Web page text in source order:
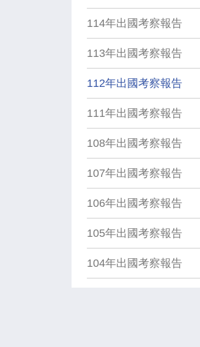
114年出國考察報告
113年出國考察報告
112年出國考察報告
111年出國考察報告
108年出國考察報告
107年出國考察報告
106年出國考察報告
105年出國考察報告
104年出國考察報告